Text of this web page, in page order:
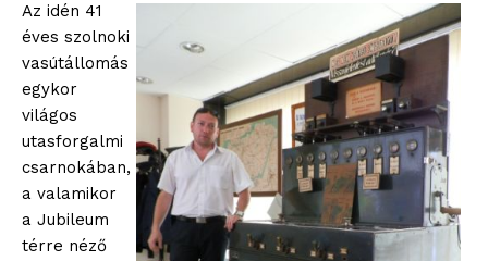
Az idén 41
éves szolnoki
vasútállomás
egykor
világos
utasforgalmi
csarnokában,
a valamikor
a Jubileum
térre néző